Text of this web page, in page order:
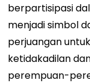
berpartisipasi
menjadi simbol
perjuangan
ketidakadilan
perempuan-